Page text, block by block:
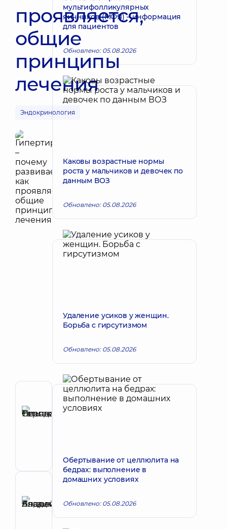
проявляется,
общие
принципы
лечения
Эндокринология
Автор
Неводовская
ультразвуковой
диагностики;
Эндокринолог
Басацкий
Запись к врачу
мультифолликулярных
яичников (МФЯ) – информация
для пациентов
Обновлено: 05.08.2026
Каковы возрастные нормы
роста у мальчиков и девочек по
данным ВОЗ
Обновлено: 05.08.2026
Удаление усиков у женщин.
Борьба с гирсутизмом
Обновлено: 05.08.2026
Обертывание от целлюлита на
бедрах: выполнение в
домашних условиях
Обновлено: 05.08.2026